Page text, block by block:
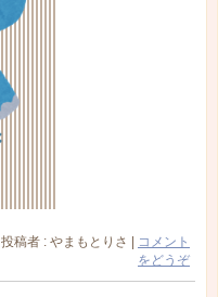
投稿者 : やまもとりさ
コメント
をどうぞ